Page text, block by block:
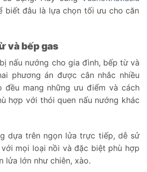
biết đâu là lựa chọn tối ưu cho căn
và bếp gas
nấu nướng cho gia đình, bếp từ và
phương án được cân nhắc nhiều
đều mang những ưu điểm và cách
hợp với thói quen nấu nướng khác
dựa trên ngọn lửa trực tiếp, dễ sử
mọi loại nồi và đặc biệt phù hợp
lửa lớn như chiên, xào.